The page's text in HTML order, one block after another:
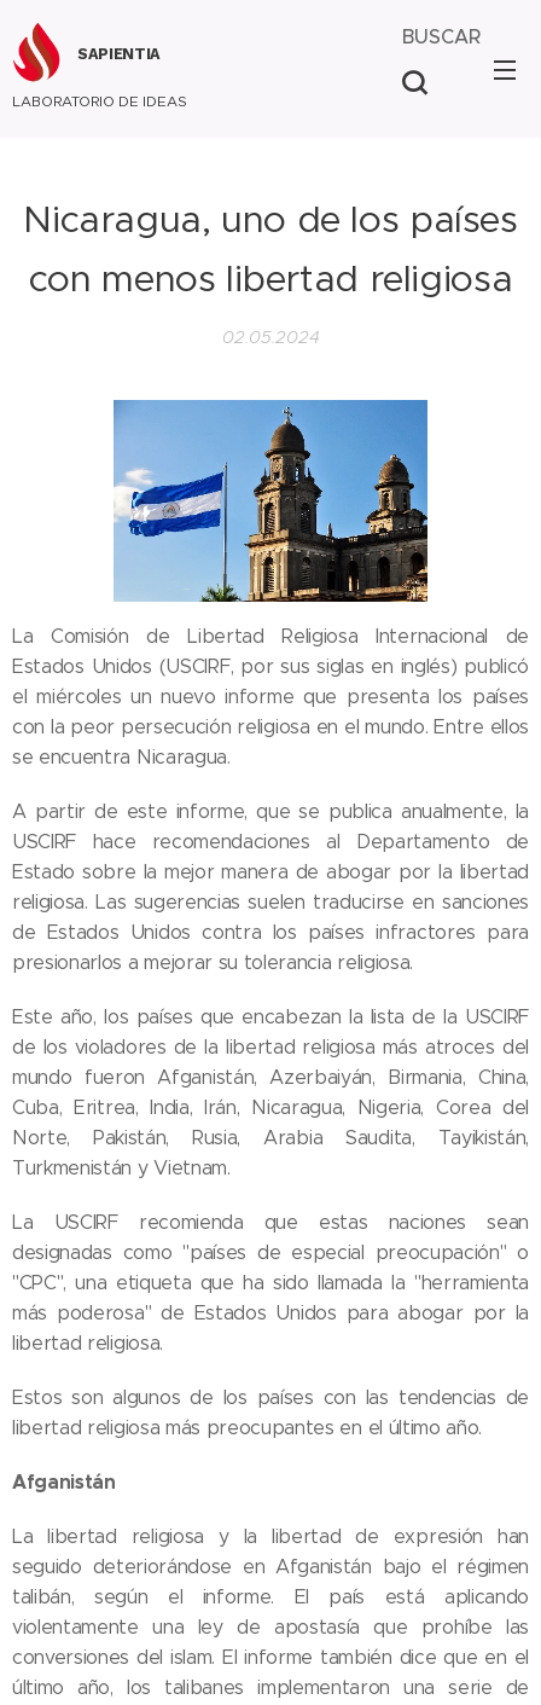
SAPIENTIA
LABORATORIO DE IDEAS
BUSCAR
Nicaragua, uno de los países
con menos libertad religiosa
02.05.2024
La Comisión de Libertad Religiosa Internacional de
Estados Unidos (USCIRF, por sus siglas en inglés) publicó
el miércoles un nuevo informe que presenta los países
con la peor persecución religiosa en el mundo. Entre ellos
se encuentra Nicaragua.
A partir de este informe, que se publica anualmente, la
USCIRF hace recomendaciones al Departamento de
Estado sobre la mejor manera de abogar por la libertad
religiosa. Las sugerencias suelen traducirse en sanciones
de Estados Unidos contra los países infractores para
presionarlos a mejorar su tolerancia religiosa.
Este año, los países que encabezan la lista de la USCIRF
de los violadores de la libertad religiosa más atroces del
mundo fueron Afganistán, Azerbaiyán, Birmania, China,
Cuba, Eritrea, India, Irán, Nicaragua, Nigeria, Corea del
Norte, Pakistán, Rusia, Arabia Saudita, Tayikistán,
Turkmenistán y Vietnam.
La USCIRF recomienda que estas naciones sean
designadas como "países de especial preocupación" o
"CPC", una etiqueta que ha sido llamada la "herramienta
más poderosa" de Estados Unidos para abogar por la
libertad religiosa.
Estos son algunos de los países con las tendencias de
libertad religiosa más preocupantes en el último año.
Afganistán
La libertad religiosa y la libertad de expresión han
seguido deteriorándose en Afganistán bajo el régimen
talibán, según el informe. El país está aplicando
violentamente una ley de apostasía que prohíbe las
conversiones del islam. El informe también dice que en el
último año, los talibanes implementaron una serie de